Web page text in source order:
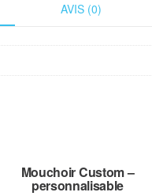
AVIS (0)
Mouchoir Custom –
personnalisable